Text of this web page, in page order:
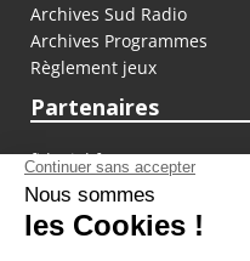
Archives Sud Radio
Archives Programmes
Règlement jeux
Partenaires
fiducial.fr
lyoncapitale.fr
olympique-et-lyonnais.com